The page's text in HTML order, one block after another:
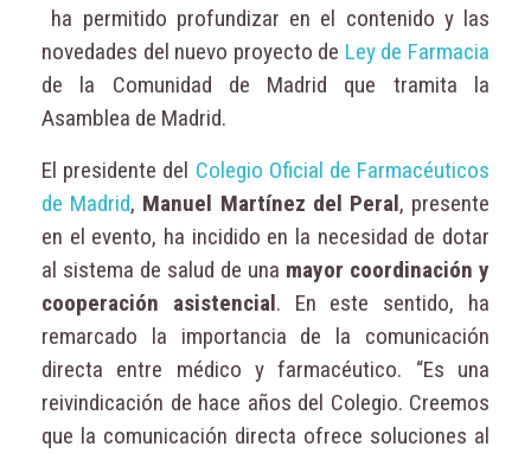
ha permitido profundizar en el contenido y las
novedades del nuevo proyecto de Ley de Farmacia
de la Comunidad de Madrid que tramita la
Asamblea de Madrid.
El presidente del Colegio Oficial de Farmacéuticos
de Madrid, Manuel Martínez del Peral, presente
en el evento, ha incidido en la necesidad de dotar
al sistema de salud de una mayor coordinación y
cooperación asistencial. En este sentido, ha
remarcado la importancia de la comunicación
directa entre médico y farmacéutico. “Es una
reivindicación de hace años del Colegio. Creemos
que la comunicación directa ofrece soluciones al